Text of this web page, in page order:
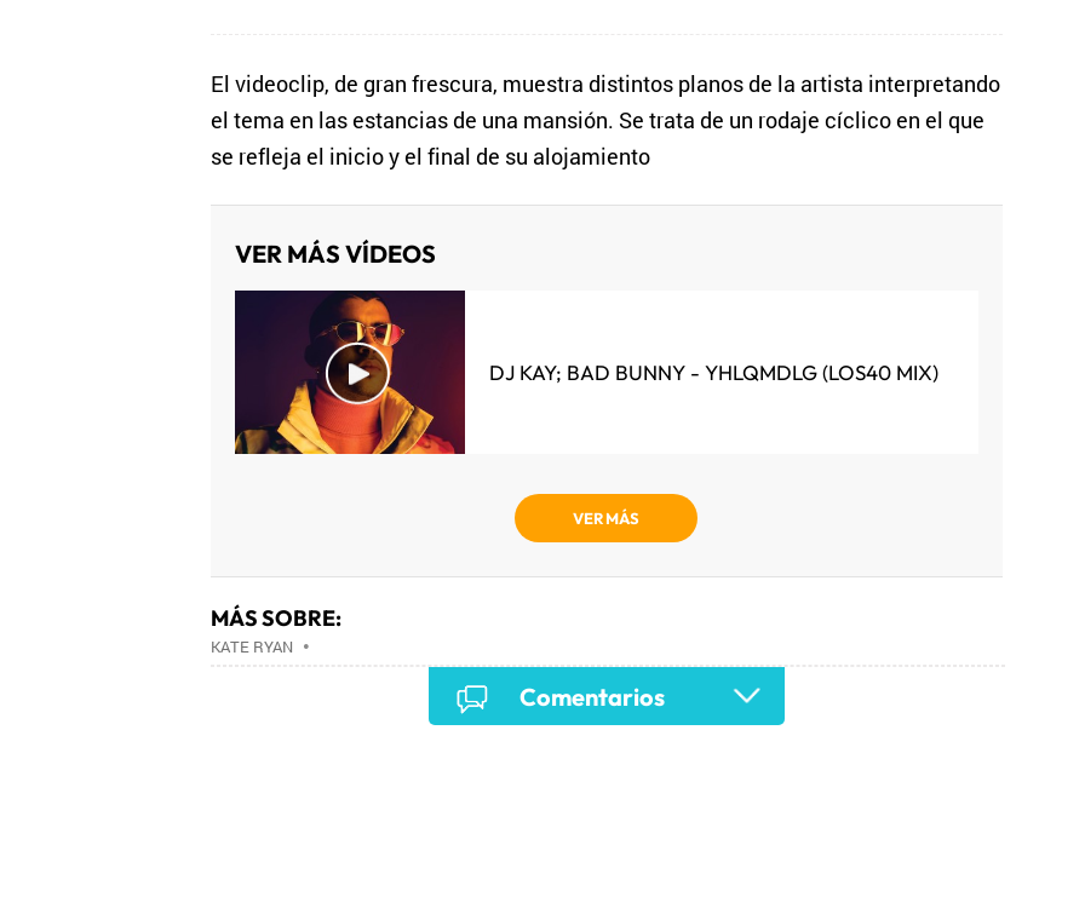
El videoclip, de gran frescura, muestra distintos planos de la artista interpretando
el tema en las estancias de una mansión. Se trata de un rodaje cíclico en el que
se refleja el inicio y el final de su alojamiento
VER MÁS VÍDEOS
DJ KAY; BAD BUNNY - YHLQMDLG (LOS40 MIX)
VER MÁS
MÁS SOBRE:
KATE RYAN •
Comentarios